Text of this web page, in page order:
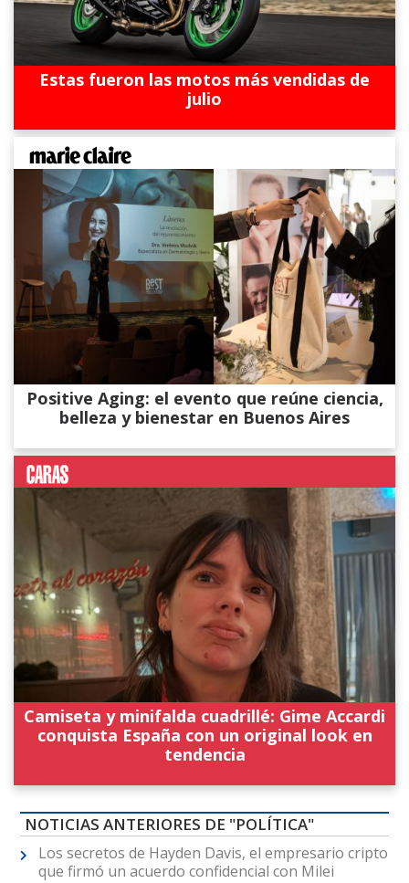
Estas fueron las motos más vendidas de
julio
Positive Aging: el evento que reúne ciencia,
belleza y bienestar en Buenos Aires
Camiseta y minifalda cuadrillé: Gime Accardi
conquista España con un original look en
tendencia
NOTICIAS ANTERIORES DE "POLÍTICA"
Los secretos de Hayden Davis, el empresario cripto
que firmó un acuerdo confidencial con Milei